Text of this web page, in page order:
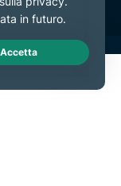
Live Chat